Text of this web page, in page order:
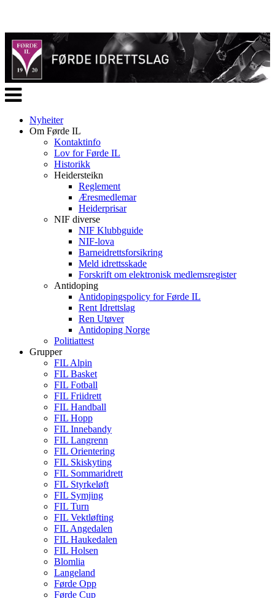
Veksle
navigasjon
Nyheiter
Om Førde IL
Kontaktinfo
Lov for Førde IL
Historikk
Heidersteikn
Reglement
Æresmedlemar
Heiderprisar
NIF diverse
NIF Klubbguide
NIF-lova
Barneidrettsforsikring
Meld idrettsskade
Forskrift om elektronisk medlemsregister
Antidoping
Antidopingspolicy for Førde IL
Rent Idrettslag
Ren Utøver
Antidoping Norge
Politiattest
Grupper
FIL Alpin
FIL Basket
FIL Fotball
FIL Friidrett
FIL Handball
FIL Hopp
FIL Innebandy
FIL Langrenn
FIL Orientering
FIL Skiskyting
FIL Sommaridrett
FIL Styrkeløft
FIL Symjing
FIL Turn
FIL Vektløfting
FIL Angedalen
FIL Haukedalen
FIL Holsen
Blomlia
Langeland
Førde Opp
Førde Cup